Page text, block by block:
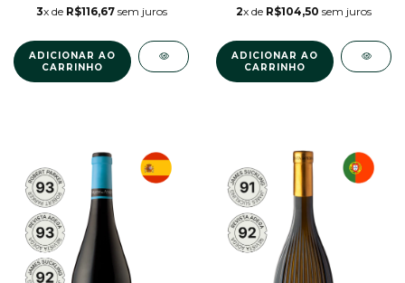
3x de R$116,67sem juros 2x de R$104,50 sem juros